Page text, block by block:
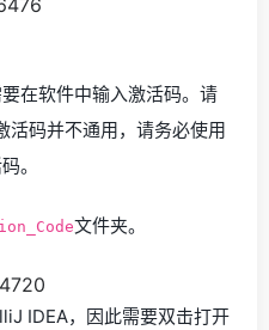
在软件中输入激活码。请
码并不通用，请务必使用
。
文件夹。
IDEA，因此需要双击打开